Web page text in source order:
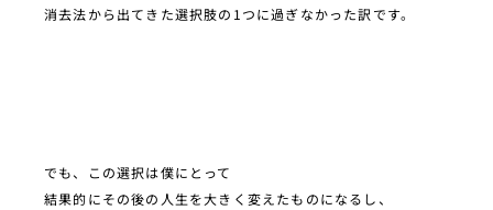
消去法から出てきた選択肢の1つに過ぎなかった訳です。
でも、この選択は僕にとって
結果的にその後の人生を大きく変えたものになるし、